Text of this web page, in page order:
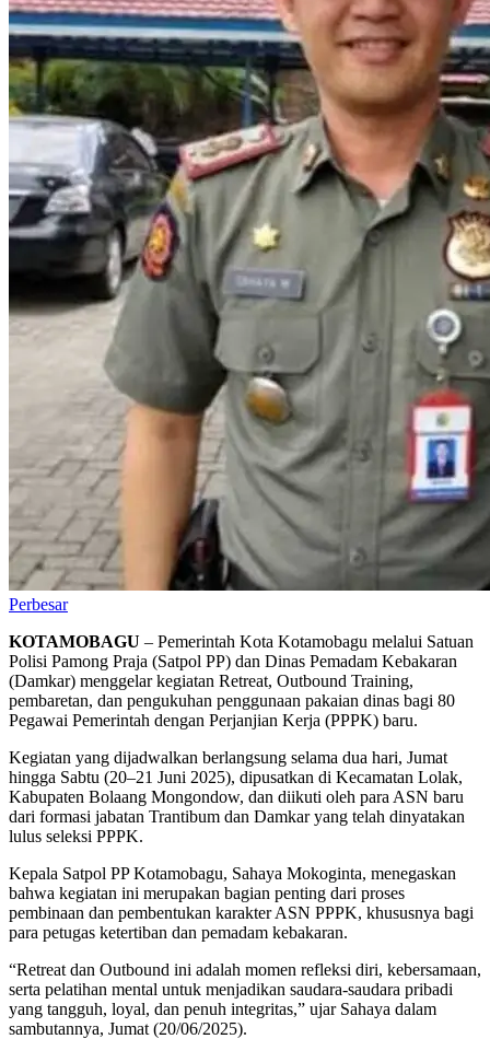
Perbesar
KOTAMOBAGU – Pemerintah Kota Kotamobagu melalui Satuan
Polisi Pamong Praja (Satpol PP) dan Dinas Pemadam Kebakaran
(Damkar) menggelar kegiatan Retreat, Outbound Training,
pembaretan, dan pengukuhan penggunaan pakaian dinas bagi 80
Pegawai Pemerintah dengan Perjanjian Kerja (PPPK) baru.
Kegiatan yang dijadwalkan berlangsung selama dua hari, Jumat
hingga Sabtu (20–21 Juni 2025), dipusatkan di Kecamatan Lolak,
Kabupaten Bolaang Mongondow, dan diikuti oleh para ASN baru
dari formasi jabatan Trantibum dan Damkar yang telah dinyatakan
lulus seleksi PPPK.
Kepala Satpol PP Kotamobagu, Sahaya Mokoginta, menegaskan
bahwa kegiatan ini merupakan bagian penting dari proses
pembinaan dan pembentukan karakter ASN PPPK, khususnya bagi
para petugas ketertiban dan pemadam kebakaran.
“Retreat dan Outbound ini adalah momen refleksi diri, kebersamaan,
serta pelatihan mental untuk menjadikan saudara-saudara pribadi
yang tangguh, loyal, dan penuh integritas,” ujar Sahaya dalam
sambutannya, Jumat (20/06/2025).